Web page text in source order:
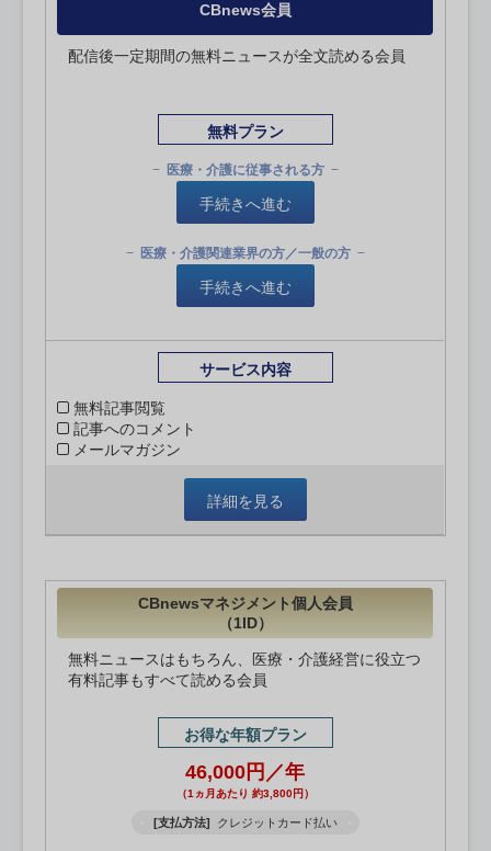
CBnews会員
配信後一定期間の無料ニュースが全文読める会員
無料プラン
医療・介護に従事される方
手続きへ進む
医療・介護関連業界の方／一般の方
手続きへ進む
サービス内容
無料記事閲覧
記事へのコメント
メールマガジン
詳細を見る
CBnewsマネジメント個人会員
（1ID）
無料ニュースはもちろん、医療・介護経営に役立つ
有料記事もすべて読める会員
お得な年額プラン
46,000円／年
（1ヵ月あたり 約3,800円）
[支払方法] クレジットカード払い